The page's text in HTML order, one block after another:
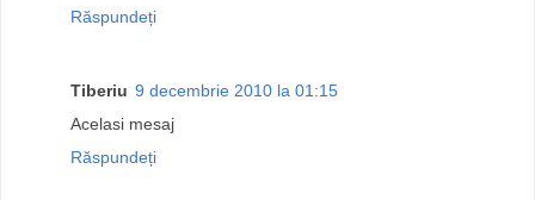
Răspundeți
Tiberiu 9 decembrie 2010 la 01:15
Acelasi mesaj
Răspundeți